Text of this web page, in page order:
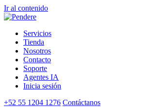
Ir al contenido
Servicios
Tienda
Nosotros
Contacto
Soporte
Agentes IA
Inicia sesión
+52 55 1204 1276 Contáctanos